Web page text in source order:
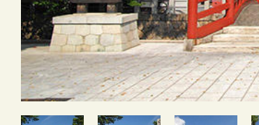
CONTACT
DRESS&KIMONO